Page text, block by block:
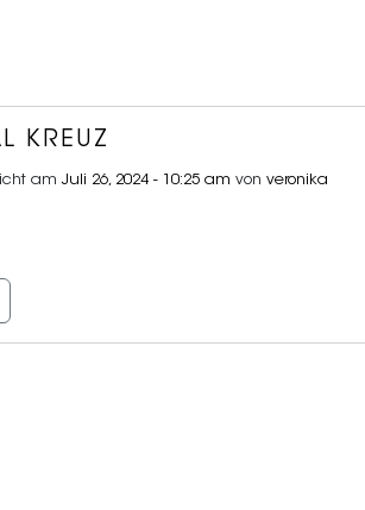
KREUZ
am Juli 26, 2024 - 10:25 am von veronika